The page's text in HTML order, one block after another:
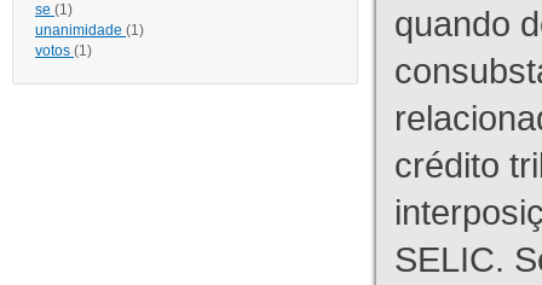
se (1)
unanimidade (1)
votos (1)
quando
crédito
SELIC.